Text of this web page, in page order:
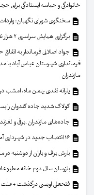
خانوادگی و حماسه ایستادگی برای
سخنگوی شورای نگهبان:
برگزاری همایش سراسری ۲ هزار نفره دهیاران مازندران
جواد اصلانی فرماندار به
فرمانداری شهرستان عباس آباد با
مازندران
یارانه نقدی بهمن ماه، امشب
کولاک شدید جاده کندوان را
جاده‌های مازندران ،برفی و
بارش برف و باران از دوشنبه در
بازرسان سال دوم خانه
فتحعلی اویسی درگذشت +علت